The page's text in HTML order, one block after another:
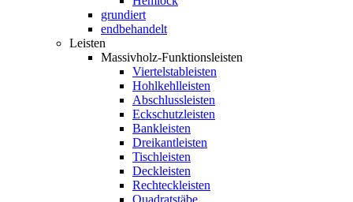
grundiert
endbehandelt
Leisten
Massivholz-Funktionsleisten
Viertelstableisten
Hohlkehlleisten
Abschlussleisten
Eckschutzleisten
Bankleisten
Dreikantleisten
Tischleisten
Deckleisten
Rechteckleisten
Quadratstäbe